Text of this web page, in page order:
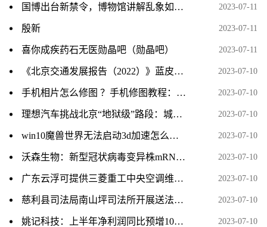
国博出台新禁令，博物馆讲解乱象如何治理？ 2023-07-11
殷新 2023-07-11
喜你成疾药石无医勋晶吧（勋晶吧） 2023-07-11
《北京交通发展报告（2022）》蓝皮书发布 2023-07-10
手机相片怎么修图 ？手机修图教程：为什么你的照片总是很平淡，只需3分钟就能改善 2023-07-10
理想汽车挑战北京“地狱级”路段：城市NOA大受认可 2023-07-10
win10魔兽世界无法启动3d加速怎么解决（魔兽世界无法启动3d加速如何解决） 2023-07-10
沃森生物：新型冠状病毒变异株mRNA疫苗III期保护效力临床试验获得期中分析临床研究报告 2023-07-10
广东云浮可提供三菱重工中央空调维修服务地址在哪 2023-07-10
慈利县司法局南山坪司法所开展送法下乡活动 2023-07-10
姚记科技：上半年净利润同比预增109%-119% 2023-07-10